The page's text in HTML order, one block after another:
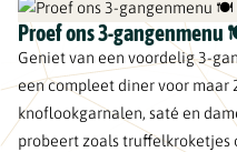
Proef ons 3-
Geniet van een voordelig 3-
een compleet diner voor maar
knoflookgarnalen, saté en
probeert zoals truffelkroketjes